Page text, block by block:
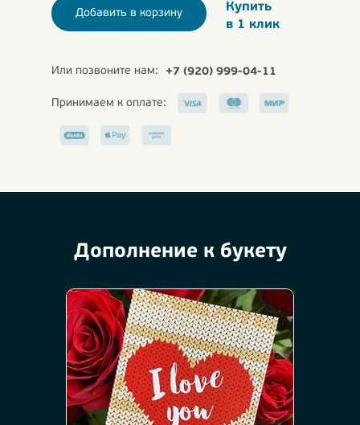
Добавить в корзину
Купить
в 1 клик
Или позвоните нам: +7 (920) 999-04-11
Принимаем к оплате:
Дополнение к букету